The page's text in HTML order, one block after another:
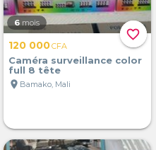
favorite_border
6 mois
120 000CFA
Caméra surveillance color
full 8 tête
location_on Bamako, Mali